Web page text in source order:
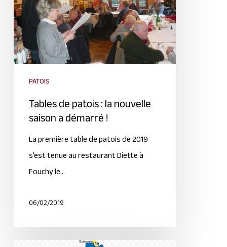
PATOIS
Tables de patois : la nouvelle
saison a démarré !
La première table de patois de 2019
s’est tenue au restaurant Diette à
Fouchy le…
06/02/2019